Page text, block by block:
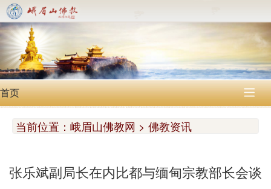
首页 
当前位置： 峨眉山佛教网 > 佛教资讯
张乐斌副局长在内比都与缅甸宗教部长会谈